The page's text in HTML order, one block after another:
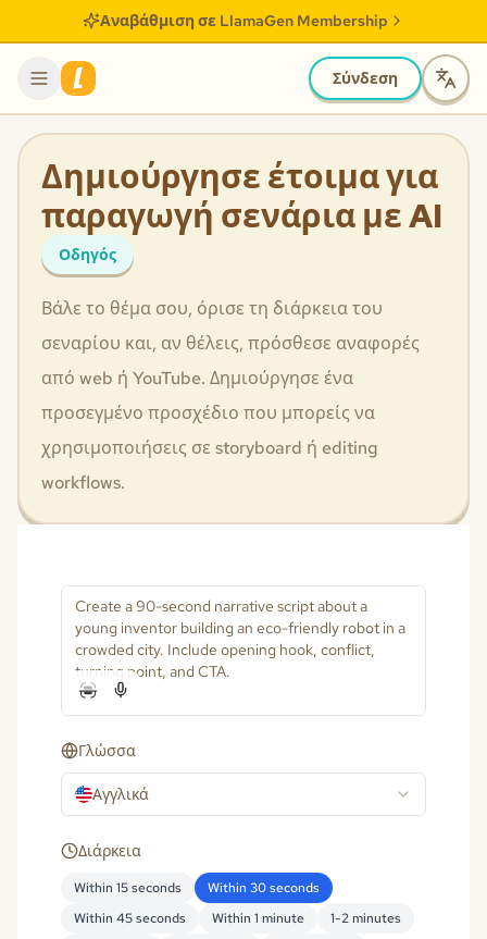
Αναβάθμιση σε LlamaGen Membership
Σύνδεση
Δημιούργησε έτοιμα για
παραγωγή σενάρια με AI
Οδηγός
Βάλε το θέμα σου, όρισε τη διάρκεια του
σεναρίου και, αν θέλεις, πρόσθεσε αναφορές
από web ή YouTube. Δημιούργησε ένα
προσεγμένο προσχέδιο που μπορείς να
χρησιμοποιήσεις σε storyboard ή editing
workflows.
Γλώσσα
Αγγλικά
Διάρκεια
Within 15 seconds
Within 30 seconds
Within 45 seconds
Within 1 minute
1-2 minutes